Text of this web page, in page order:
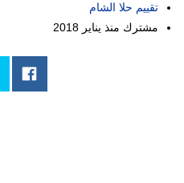
تقييم حلا الشام
مشترك منذ يناير 2018